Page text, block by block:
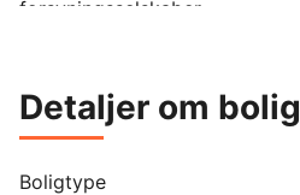
forsyningsselskaber.
Detaljer om bolig
Boligtype